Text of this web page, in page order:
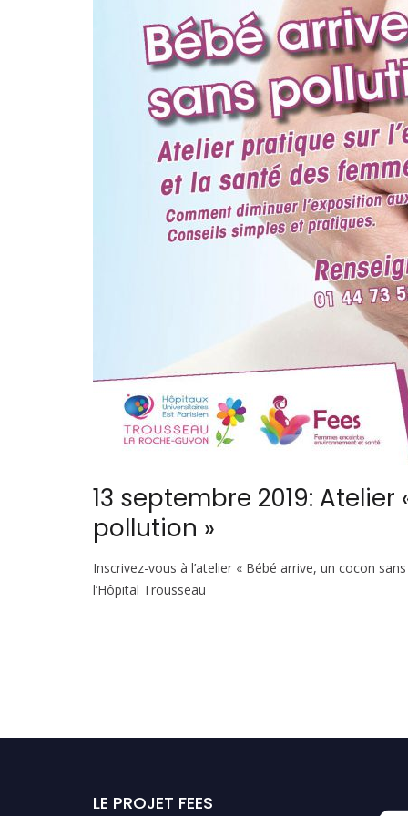
13 septembre 2019:
pollution »
Inscrivez-vous à l’atelier « Bébé arrive, un cocon
l’Hôpital Trousseau
LE PROJET FEES